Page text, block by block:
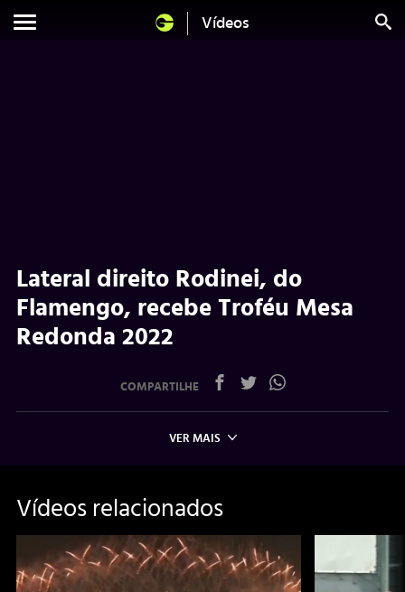
Vídeos
Lateral direito Rodinei, do
Flamengo, recebe Troféu Mesa
Redonda 2022
COMPARTILHE
VER MAIS
Vídeos relacionados